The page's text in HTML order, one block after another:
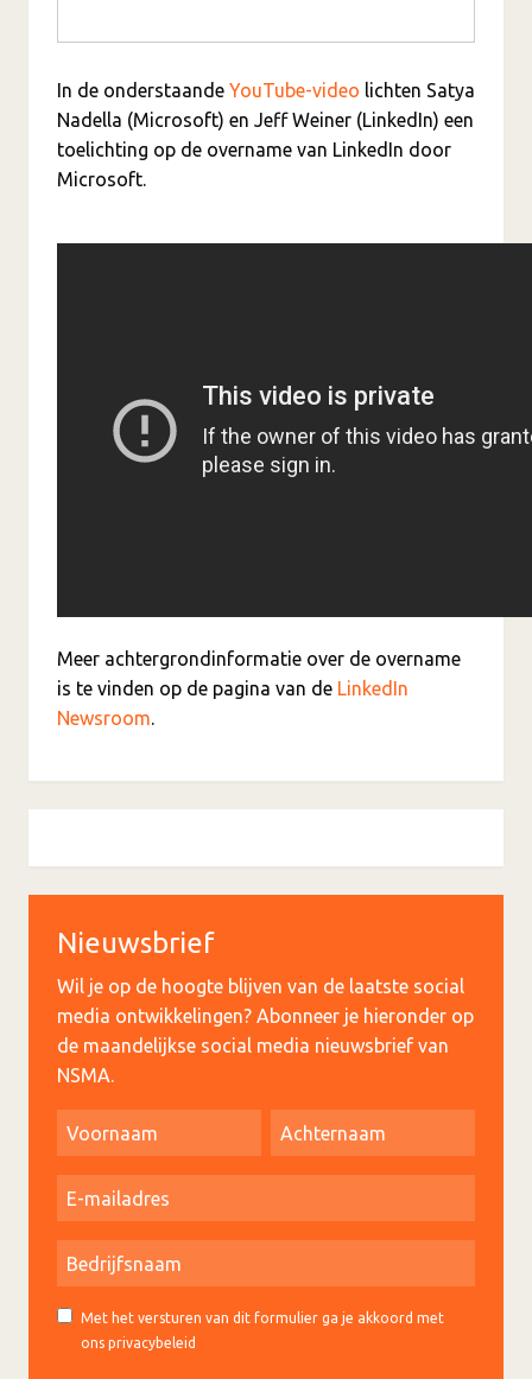
In de onderstaande YouTube-video lichten Satya
Nadella (Microsoft) en Jeff Weiner (LinkedIn) een
toelichting op de overname van LinkedIn door
Microsoft.
Meer achtergrondinformatie over de overname
is te vinden op de pagina van de LinkedIn
Newsroom.
Nieuwsbrief
Wil je op de hoogte blijven van de laatste social
media ontwikkelingen? Abonneer je hieronder op
de maandelijkse social media nieuwsbrief van
NSMA.
Met het versturen van dit formulier ga je akkoord met
ons privacybeleid